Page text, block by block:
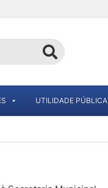
UTILIDADE PÚBLICA